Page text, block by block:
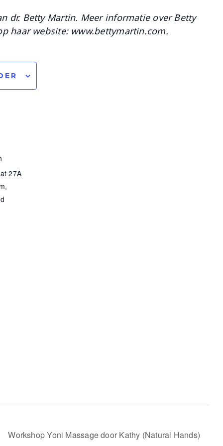
dr. Betty Martin. Meer informatie over Betty
haar website: www.bettymartin.com.
27A
,
Workshop Yoni Massage door Kathy (Natural Hands)